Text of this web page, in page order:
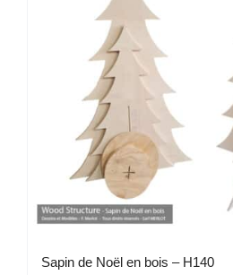
Sapin de Noël en bois – H140